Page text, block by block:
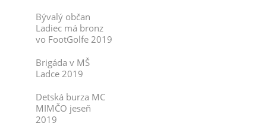
Bývalý občan
Ladiec má bronz
vo FootGolfe 2019
Brigáda v MŠ
Ladce 2019
Detská burza MC
MIMČO jeseň
2019